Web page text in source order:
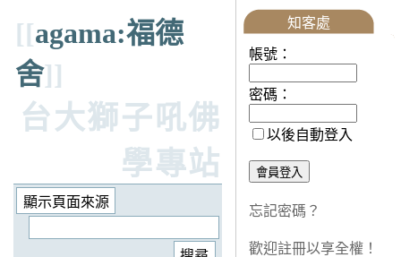
[[agama:福德
舍]]
台大獅子吼佛
學專站
知客處
帳號：
密碼：
以後自動登入
忘記密碼？
歡迎註冊以享全權！